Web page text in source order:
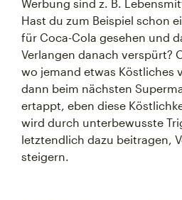
Werbung sind z. B.
Hast du zum Beispiel schon
für Coca-Cola gesehen und
Verlangen danach verspürt?
wo jemand etwas Köstliches
dann beim nächsten
ertappt, eben diese
wird durch unterbewusste
letztendlich dazu beitragen,
steigern.